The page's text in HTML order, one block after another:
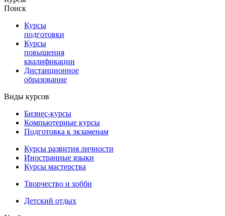
Поиск
Курсы
подготовки
Курсы
повышения
квалификации
Дистанционное
образование
Виды курсов
Бизнес-курсы
Компьютерные курсы
Подготовка к экзаменам
Курсы развития личности
Иностранные языки
Курсы мастерства
Творчество и хобби
Детский отдых